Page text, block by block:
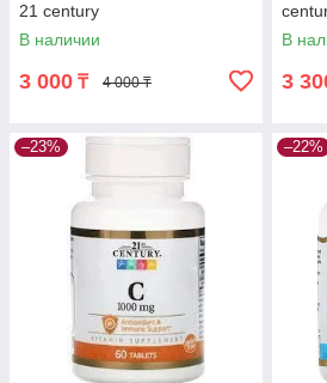
21 century
В наличии
3 000 ₸ 4 000 ₸
В
3
–23% –22%